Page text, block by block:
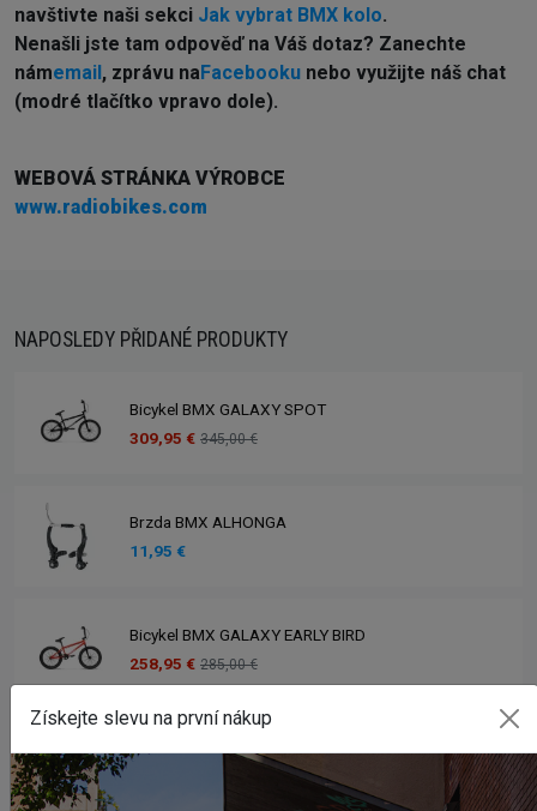
navštivte naši sekci Jak vybrat BMX kolo.
Nenašli jste tam odpověď na Váš dotaz? Zanechte
námemail , zprávu na Facebooku nebo využijte náš chat
(modré tlačítko vpravo dole).
WEBOVÁ STRÁNKA VÝROBCE
www.radiobikes.com
NAPOSLEDY PŘIDANÉ PRODUKTY
Bicykel BMX GALAXY SPOT
309,95 € 345,00 €
Brzda BMX ALHONGA
11,95 €
Bicykel BMX GALAXY EARLY BIRD
258,95 € 285,00 €
Bicykel BMX GALAXY WHIP
Získejte slevu na první nákup